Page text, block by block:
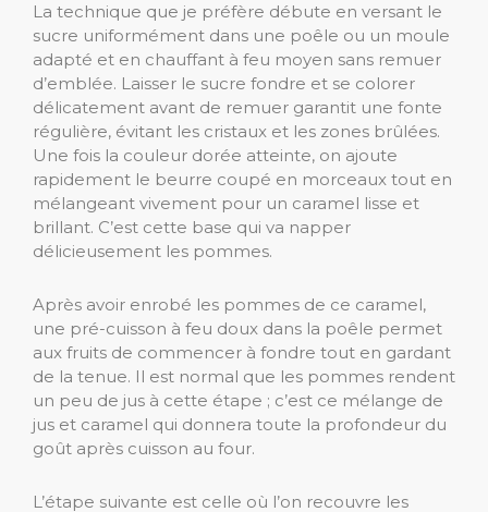
La technique que je préfère débute en versant le
sucre uniformément dans une poêle ou un moule
adapté et en chauffant à feu moyen sans remuer
d’emblée. Laisser le sucre fondre et se colorer
délicatement avant de remuer garantit une fonte
régulière, évitant les cristaux et les zones brûlées.
Une fois la couleur dorée atteinte, on ajoute
rapidement le beurre coupé en morceaux tout en
mélangeant vivement pour un caramel lisse et
brillant. C’est cette base qui va napper
délicieusement les pommes.
Après avoir enrobé les pommes de ce caramel,
une pré-cuisson à feu doux dans la poêle permet
aux fruits de commencer à fondre tout en gardant
de la tenue. Il est normal que les pommes rendent
un peu de jus à cette étape ; c’est ce mélange de
jus et caramel qui donnera toute la profondeur du
goût après cuisson au four.
L’étape suivante est celle où l’on recouvre les